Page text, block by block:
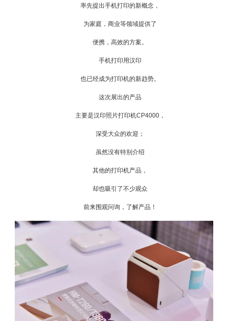
率先提出手机打印的新概念，
为家庭，商业等领域提供了
便携，高效的方案。
手机打印用汉印
也已经成为打印机的新趋势。
这次展出的产品
主要是汉印照片打印机CP4000，
深受大众的欢迎；
虽然没有特别介绍
其他的打印机产品，
却也吸引了不少观众
前来围观问询，了解产品！